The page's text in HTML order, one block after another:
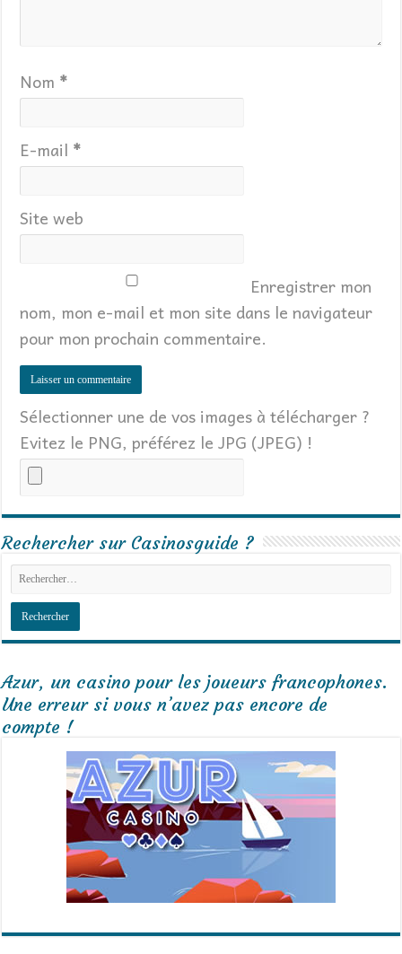
Nom *
E-mail *
Site web
Enregistrer mon
nom, mon e-mail et mon site dans le navigateur
pour mon prochain commentaire.
Sélectionner une de vos images à télécharger ?
Evitez le PNG, préférez le JPG (JPEG) !
Rechercher sur Casinosguide ?
Azur, un casino pour les joueurs francophones.
Une erreur si vous n’avez pas encore de
compte !